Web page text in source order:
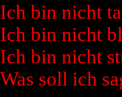
Ich bin nicht
Ich bin nicht
Ich bin nicht
Was soll ich